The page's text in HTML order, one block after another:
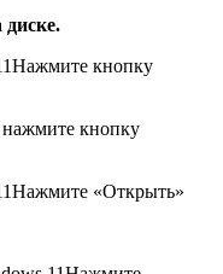
Нажмите кнопку
кнопку
Нажмите «Открыть»